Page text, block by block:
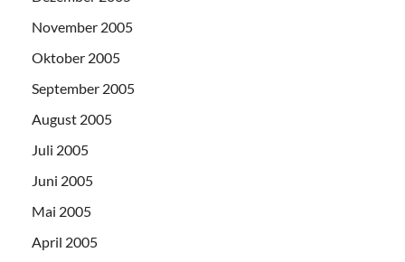
November 2005
Oktober 2005
September 2005
August 2005
Juli 2005
Juni 2005
Mai 2005
April 2005